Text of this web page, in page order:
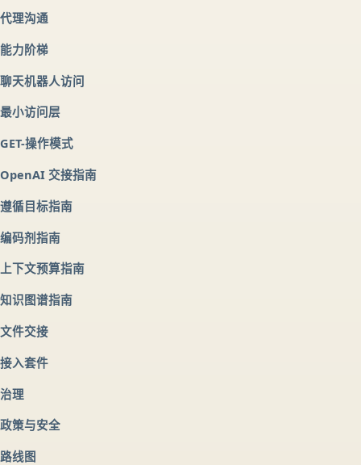
代理沟通
能力阶梯
聊天机器人访问
最小访问层
GET-操作模式
OpenAI 交接指南
遵循目标指南
编码剂指南
上下文预算指南
知识图谱指南
文件交接
接入套件
治理
政策与安全
路线图